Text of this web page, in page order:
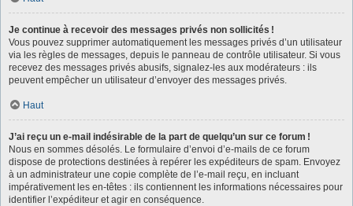
Je continue à recevoir des messages privés non sollicités !
Vous pouvez supprimer automatiquement les messages privés d’un utilisateur
via les règles de messages, depuis le panneau de contrôle utilisateur. Si vous
recevez des messages privés abusifs, signalez-les aux modérateurs : ils
peuvent empêcher un utilisateur d’envoyer des messages privés.
Haut
J’ai reçu un e-mail indésirable de la part de quelqu’un sur ce forum !
Nous en sommes désolés. Le formulaire d’envoi d’e-mails de ce forum
dispose de protections destinées à repérer les expéditeurs de spam. Envoyez
à un administrateur une copie complète de l’e-mail reçu, en incluant
impérativement les en-têtes : ils contiennent les informations nécessaires pour
identifier l’expéditeur et agir en conséquence.